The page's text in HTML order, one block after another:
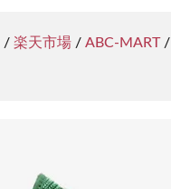
/ 楽天市場 / ABC-MART/